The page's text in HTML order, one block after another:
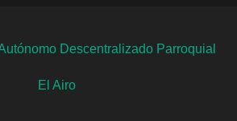
Descentralizado Parroquial
El Airo